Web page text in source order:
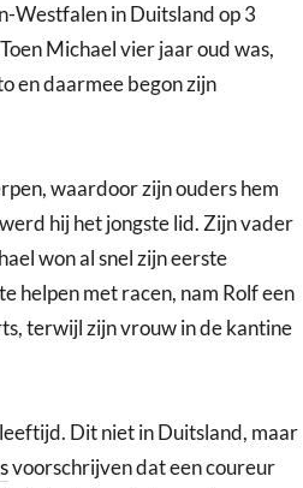
Westfalen in Duitsland op 3
Michael vier jaar oud was,
en daarmee begon zijn
waardoor zijn ouders hem
hij het jongste lid. Zijn vader
won al snel zijn eerste
helpen met racen, nam Rolf een
terwijl zijn vrouw in de kantine
Dit niet in Duitsland, maar
voorschrijven dat een coureur